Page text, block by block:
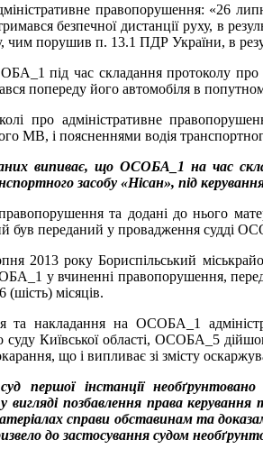
правопорушення:
безпечної дистанції руху, в
порушив п. 13.1 ПДР України, в
під час складання протоколу
попереду його автомобіля в
про адміністративне
МВ, і поясненнями водія
випиває, що ОСОБА_1 на час
засобу «Нісан», під
та додані до нього
переданий у провадження судді
2013 року Бориспільський
у вчиненні правопорушення,
6 (шість) місяців.
накладання на ОСОБА_1
суду Київської області, ОСОБА_5
що і випливає зі змісту
першої інстанції
вигляді позбавлення права
справи обставинам та
до застосування судом